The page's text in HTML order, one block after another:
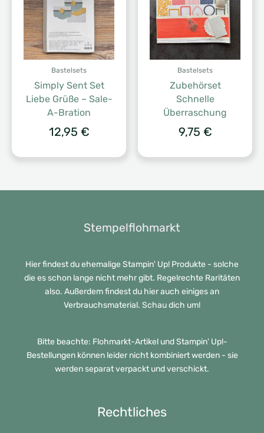
Bastelsets
Simply Sent Set
Liebe Grüße – Sale-
A-Bration
12,95 €
Bastelsets
Zubehörset
Schnelle
Überraschung
9,75 €
Stempelflohmarkt
Hier findest du ehemalige Stampin' Up! Produkte - solche
die es schon lange nicht mehr gibt. Regelrechte Raritäten
also. Außerdem findest du hier auch einiges an
Verbrauchsmaterial. Schau dich um!
Bitte beachte: Flohmarkt-Artikel und Stampin' Up!-
Bestellungen können leider nicht kombiniert werden - sie
werden separat verpackt und verschickt.
Rechtliches